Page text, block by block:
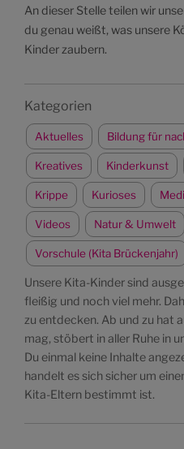
An dieser Stelle teilen wir
du genau weißt, was unsere
Kinder zaubern.
Kategorien
Aktuelles Bildung für
Kreatives Kinderkunst
Krippe Kurioses
Videos Natur & Umwelt
Vorschule (Kita Brückenjahr)
Unsere Kita-Kinder sind
fleißig und noch viel mehr.
zu entdecken. Ab und zu hat
mag, stöbert in aller Ruhe in
Du einmal keine Inhalte
handelt es sich sicher um
Kita-Eltern bestimmt ist.